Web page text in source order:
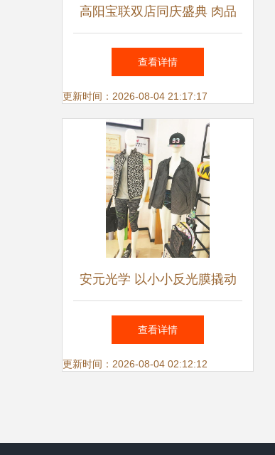
高阳宝联双店同庆盛典 肉品
鞋服玩具多重钜惠，小丑蜀黍
邀您共享欢乐购物季
查看详情
更新时间：2026-08-04 21:17:17
安元光学 以小小反光膜撬动
亿元市场，照亮鞋服行业新蓝
海
查看详情
更新时间：2026-08-04 02:12:12